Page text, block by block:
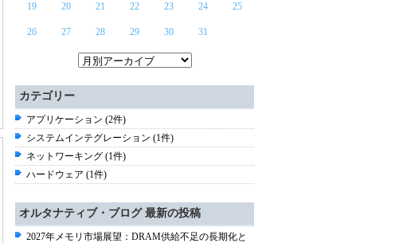
19 20 21 22 23 24 25
26 27 28 29 30 31
カテゴリー
アプリケーション (2件)
システムインテグレーション (1件)
ネットワーキング (1件)
ハードウェア (1件)
オルタナティブ・ブログ 最新の投稿
2027年メモリ市場展望：DRAM供給不足の長期化と